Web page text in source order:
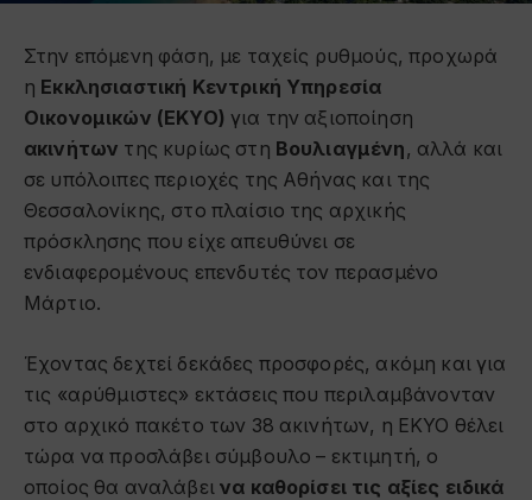
Στην επόμενη φάση, με ταχείς ρυθμούς, προχωρά
η Εκκλησιαστική Κεντρική Υπηρεσία
Οικονομικών (ΕΚΥΟ) για την αξιοποίηση
ακινήτων της κυρίως στη Βουλιαγμένη, αλλά και
σε υπόλοιπες περιοχές της Αθήνας και της
Θεσσαλονίκης, στο πλαίσιο της αρχικής
πρόσκλησης που είχε απευθύνει σε
ενδιαφερομένους επενδυτές τον περασμένο
Μάρτιο.
Έχοντας δεχτεί δεκάδες προσφορές, ακόμη και για
τις «αρύθμιστες» εκτάσεις που περιλαμβάνονταν
στο αρχικό πακέτο των 38 ακινήτων, η ΕΚΥΟ θέλει
τώρα να προσλάβει σύμβουλο – εκτιμητή, ο
οποίος θα αναλάβεινα καθορίσει τις αξίες ειδικά